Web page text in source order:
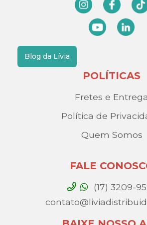
Blog da Lívia
POLÍTICAS
Fretes e Entrega
Política de
Quem Somos
FALE
(17) 3209-